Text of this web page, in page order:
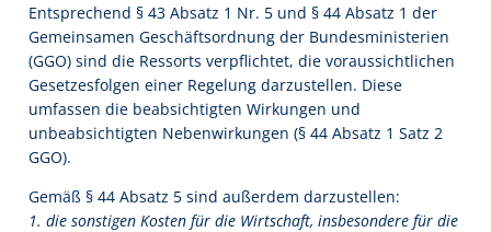
Entsprechend § 43 Absatz 1 Nr. 5 und § 44 Absatz 1 der
Gemeinsamen Geschäftsordnung der Bundesministerien
(GGO) sind die Ressorts verpflichtet, die voraussichtlichen
Gesetzesfolgen einer Regelung darzustellen. Diese
umfassen die beabsichtigten Wirkungen und
unbeabsichtigten Nebenwirkungen (§ 44 Absatz 1 Satz 2
GGO).
Gemäß § 44 Absatz 5 sind außerdem darzustellen:
1. die sonstigen Kosten für die Wirtschaft, insbesondere für die